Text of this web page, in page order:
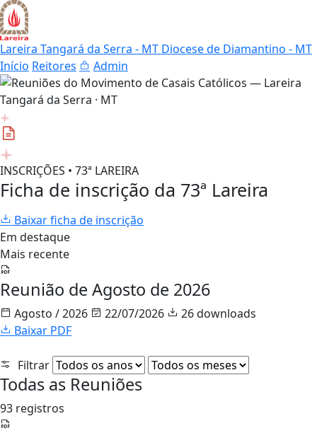
Lareira Tangará da Serra - MT Diocese de Diamantino - MT
Início Reitores Admin
INSCRIÇÕES • 73ª LAREIRA
Ficha de inscrição da 73ª Lareira
Baixar ficha de inscrição
Em destaque
Mais recente
Reunião de Agosto de 2026
Agosto / 2026 22/07/2026
26 downloads
Baixar PDF
Filtrar
Todas as Reuniões
93 registros